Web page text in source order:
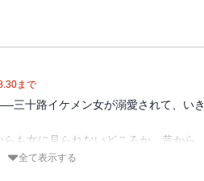
たイケメン女×自称一途の意地悪男の
。 まで
三十路イケメン女が溺愛されて、いき
も女に見られないどころか、昔から
性とお付き合いした経験もたった1回
全て表示する